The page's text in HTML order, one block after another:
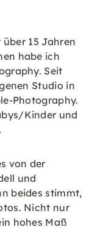
15 Jahren
habe ich
Seit
Studio in
Photography.
Kinder und
von der
und
beides stimmt,
Nicht nur
hohes Maß